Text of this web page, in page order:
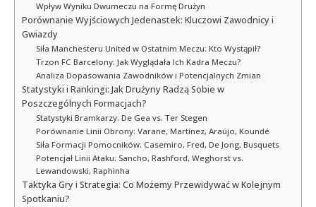
Wpływ Wyniku Dwumeczu na Formę Drużyn
Porównanie Wyjściowych Jedenastek: Kluczowi Zawodnicy i
Gwiazdy
Siła Manchesteru United w Ostatnim Meczu: Kto Wystąpił?
Trzon FC Barcelony: Jak Wyglądała Ich Kadra Meczu?
Analiza Dopasowania Zawodników i Potencjalnych Zmian
Statystyki i Rankingi: Jak Drużyny Radzą Sobie w
Poszczególnych Formacjach?
Statystyki Bramkarzy: De Gea vs. Ter Stegen
Porównanie Linii Obrony: Varane, Martínez, Araújo, Koundé
Siła Formacji Pomocników: Casemiro, Fred, De Jong, Busquets
Potencjał Linii Ataku: Sancho, Rashford, Weghorst vs.
Lewandowski, Raphinha
Taktyka Gry i Strategia: Co Możemy Przewidywać w Kolejnym
Spotkaniu?